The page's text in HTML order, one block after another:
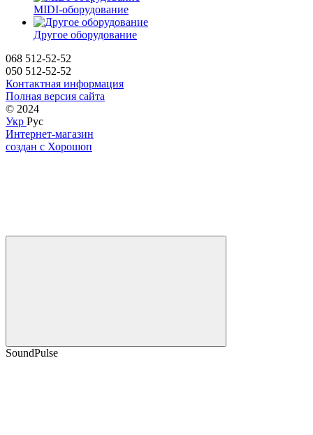
MIDI-оборудование
Другое оборудование
068 512-52-52
050 512-52-52
Контактная информация
Полная версия сайта
© 2024
Укр Рус
Интернет-магазин
создан с Хорошоп
SoundPulse